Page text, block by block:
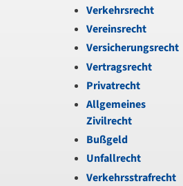
Verkehrsrecht
Vereinsrecht
Versicherungsrecht
Vertragsrecht
Privatrecht
Allgemeines
Zivilrecht
Bußgeld
Unfallrecht
Verkehrsstrafrecht